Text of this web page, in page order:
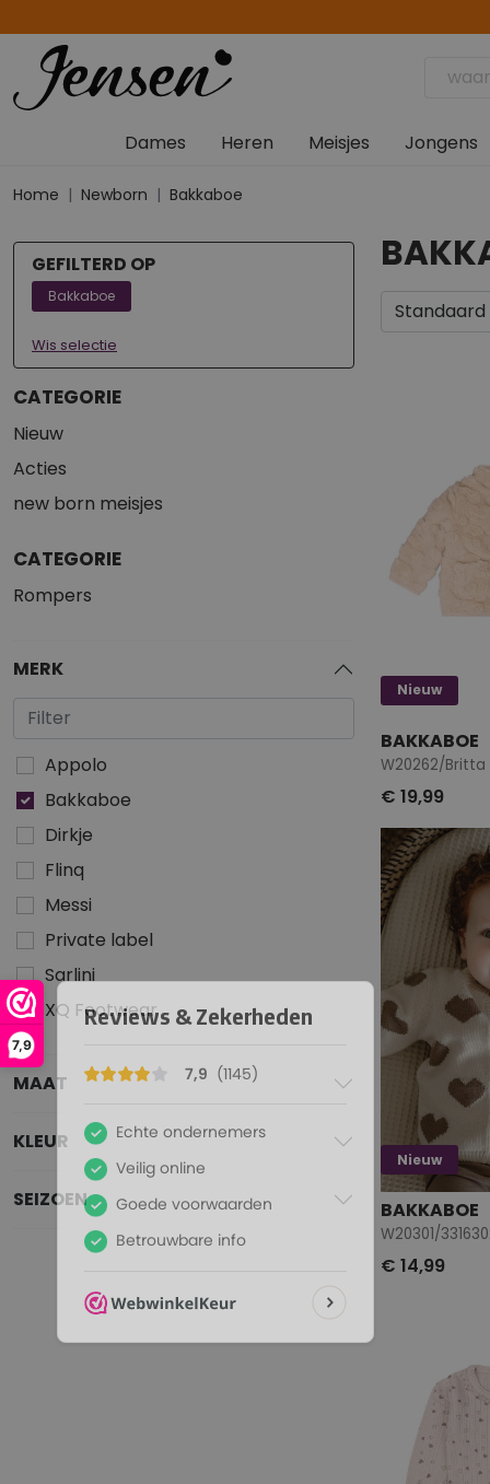
7,9
Dames Heren Meisjes Jongens
Home Newborn Bakkaboe
GEFILTERD OP
Bakkaboe
Wis selectie
CATEGORIE
Nieuw
Acties
new born meisjes
CATEGORIE
Rompers
MERK
Appolo
Bakkaboe
Dirkje
Flinq
Messi
Private label
Sarlini
XQ Footwear
MAAT
KLEUR
SEIZOEN
Nieuw
BAKKABOE
W20262/Britta
€ 19,99
Nieuw
BAKKABOE
W20301/
€ 14,99